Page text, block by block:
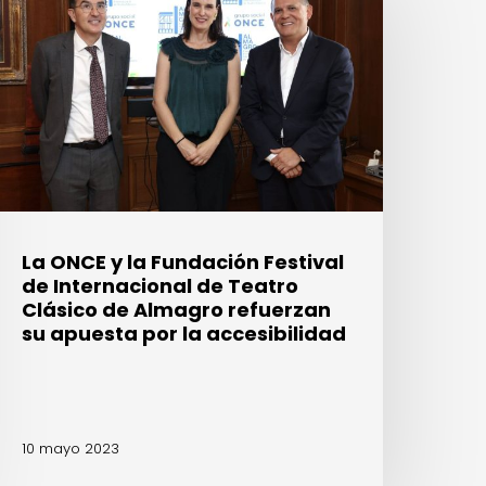
Almagro
refuerzan
apuesta
La ONCE y la Fundación Festival
de Internacional de Teatro
Clásico de Almagro refuerzan
su apuesta por la accesibilidad
10 mayo 2023